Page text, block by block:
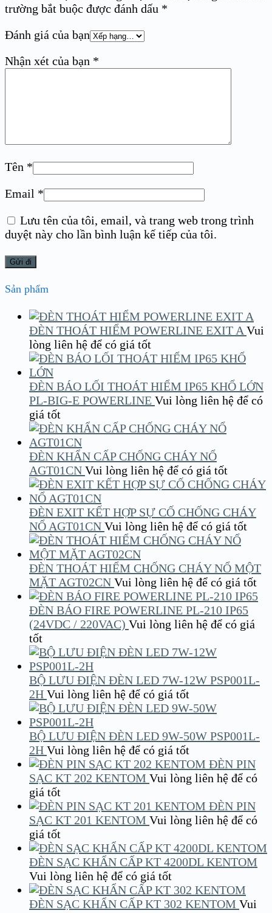
trường bắt buộc được đánh dấu *
Đánh giá của bạn
Nhận xét của bạn *
Tên *
Email *
Lưu tên của tôi, email, và trang web trong trình
duyệt này cho lần bình luận kế tiếp của tôi.
Sản phẩm
ĐÈN THOÁT HIỂM POWERLINE EXIT A Vui
lòng liên hệ để có giá tốt
ĐÈN BÁO LỐI THOÁT HIỂM IP65 KHỔ LỚN
PL-BIG-E POWERLINE Vui lòng liên hệ để có
giá tốt
ĐÈN KHẨN CẤP CHỐNG CHÁY NỔ
AGT01CN Vui lòng liên hệ để có giá tốt
ĐÈN EXIT KẾT HỢP SỰ CỐ CHỐNG CHÁY
NỔ AGT01CN Vui lòng liên hệ để có giá tốt
ĐÈN THOÁT HIỂM CHỐNG CHÁY NỔ MỘT
MẶT AGT02CN Vui lòng liên hệ để có giá tốt
ĐÈN BÁO FIRE POWERLINE PL-210 IP65
(24VDC / 220VAC) Vui lòng liên hệ để có giá
tốt
BỘ LƯU ĐIỆN ĐÈN LED 7W-12W PSP001L-
2H Vui lòng liên hệ để có giá tốt
BỘ LƯU ĐIỆN ĐÈN LED 9W-50W PSP001L-
2H Vui lòng liên hệ để có giá tốt
ĐÈN PIN
SẠC KT 202 KENTOM Vui lòng liên hệ để có
giá tốt
ĐÈN PIN
SẠC KT 201 KENTOM Vui lòng liên hệ để có
giá tốt
ĐÈN SẠC KHẨN CẤP KT 4200DL KENTOM
Vui lòng liên hệ để có giá tốt
ĐÈN SẠC KHẨN CẤP KT 302 KENTOM Vui